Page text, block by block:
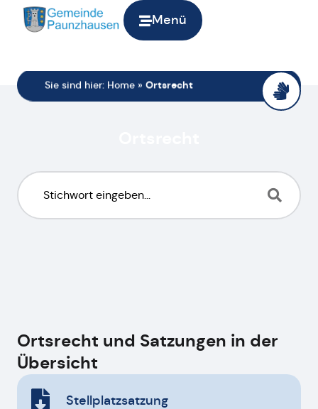
Menü
Sie sind hier: Home » Ortsrecht
Ortsrecht und Satzungen in der
Übersicht
Stellplatzsatzung